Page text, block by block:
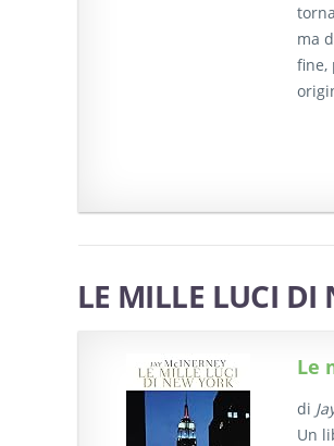
ma
fine,
LE MILLE LUCI DI
Le
di
Un